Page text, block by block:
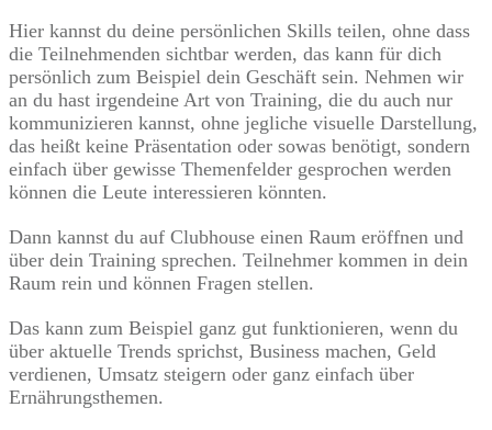
Hier kannst du deine persönlichen Skills teilen, ohne dass
die Teilnehmenden sichtbar werden, das kann für dich
persönlich zum Beispiel dein Geschäft sein. Nehmen wir
an du hast irgendeine Art von Training, die du auch nur
kommunizieren kannst, ohne jegliche visuelle Darstellung,
das heißt keine Präsentation oder sowas benötigt, sondern
einfach über gewisse Themenfelder gesprochen werden
können die Leute interessieren könnten.
Dann kannst du auf Clubhouse einen Raum eröffnen und
über dein Training sprechen. Teilnehmer kommen in dein
Raum rein und können Fragen stellen.
Das kann zum Beispiel ganz gut funktionieren, wenn du
über aktuelle Trends sprichst, Business machen, Geld
verdienen, Umsatz steigern oder ganz einfach über
Ernährungsthemen.